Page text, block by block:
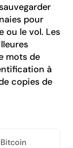
pour
ou le vol. Les
mots de
à
copies de
Bitcoin